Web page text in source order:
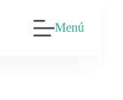
Menú